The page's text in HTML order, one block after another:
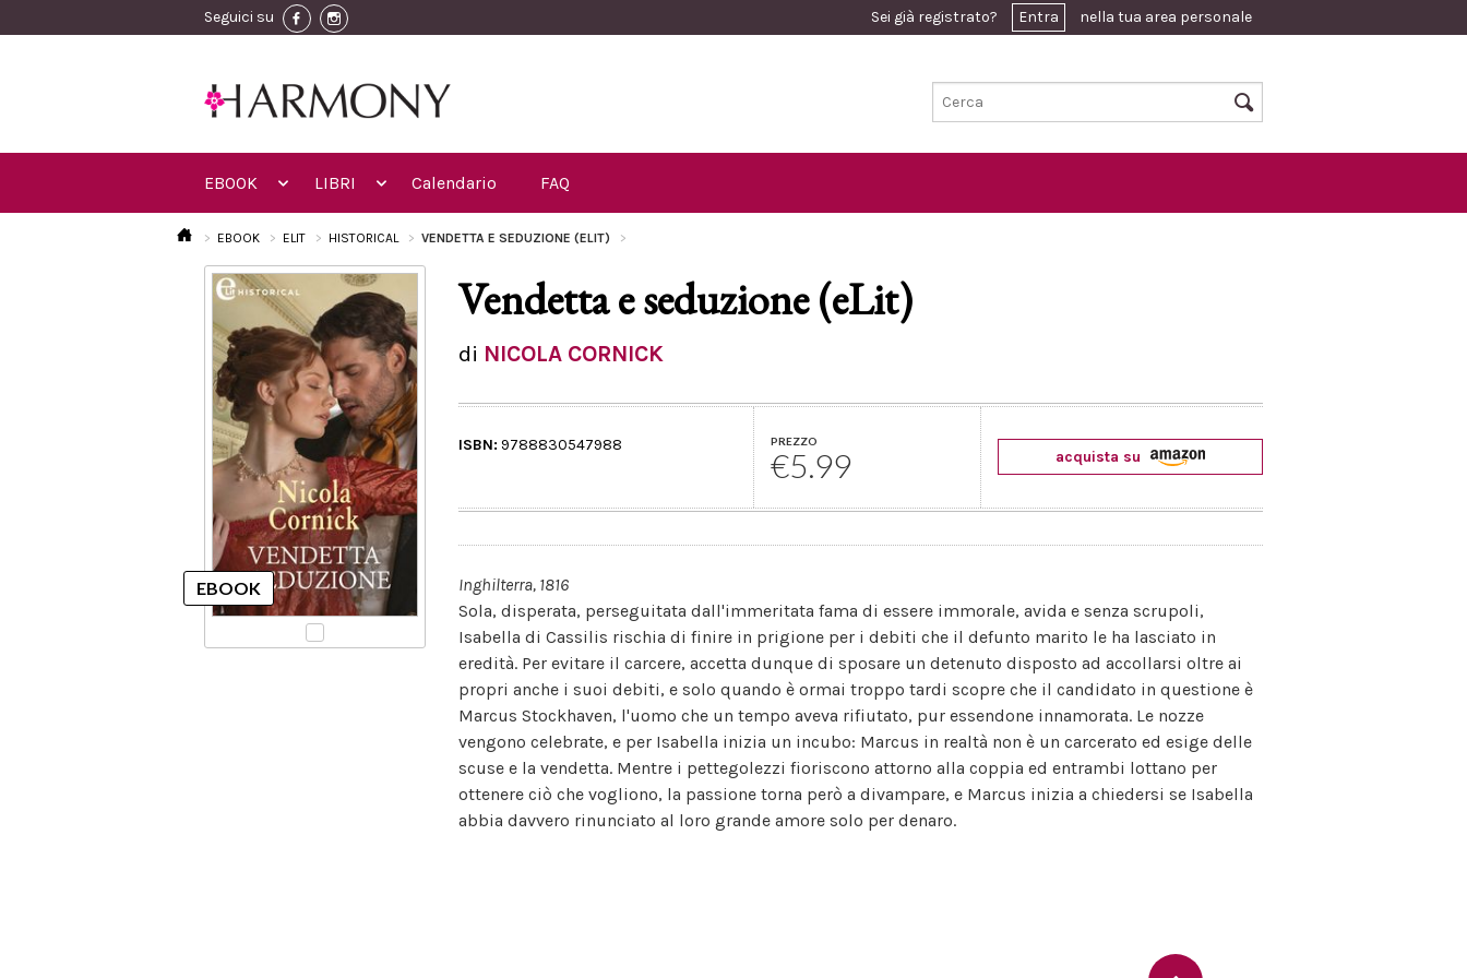
Seguici su Sei già registrato? Entra nella tua area personale
EBOOK LIBRI Calendario FAQ
EBOOK ELIT HISTORICAL VENDETTA E SEDUZIONE (ELIT)
Vendetta e seduzione (eLit)
di NICOLA CORNICK
ISBN: 9788830547988 PREZZO
€5.99 acquista su
Inghilterra, 1816
Sola, disperata, perseguitata dall'immeritata fama di essere immorale, avida e senza scrupoli,
Isabella di Cassilis rischia di finire in prigione per i debiti che il defunto marito le ha lasciato in
eredità. Per evitare il carcere, accetta dunque di sposare un detenuto disposto ad accollarsi oltre ai
propri anche i suoi debiti, e solo quando è ormai troppo tardi scopre che il candidato in questione è
Marcus Stockhaven, l'uomo che un tempo aveva rifiutato, pur essendone innamorata. Le nozze
vengono celebrate, e per Isabella inizia un incubo: Marcus in realtà non è un carcerato ed esige delle
scuse e la vendetta. Mentre i pettegolezzi fioriscono attorno alla coppia ed entrambi lottano per
ottenere ciò che vogliono, la passione torna però a divampare, e Marcus inizia a chiedersi se Isabella
abbia davvero rinunciato al loro grande amore solo per denaro.